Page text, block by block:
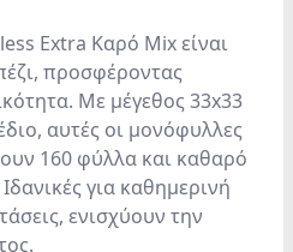
Extra Καρό Mix είναι
προσφέροντας
Με μέγεθος 33x33
αυτές οι μονόφυλλες
160 φύλλα και καθαρό
για καθημερινή
ενισχύουν την